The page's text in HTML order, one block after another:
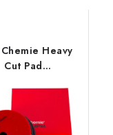
Heavy
Cut Pad
kotouč